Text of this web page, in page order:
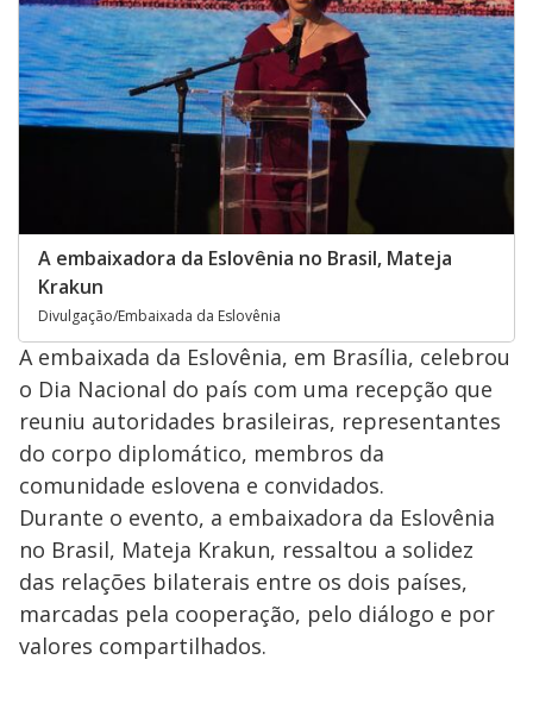
A embaixadora da Eslovênia no Brasil, Mateja
Krakun
Divulgação/Embaixada da Eslovênia
A embaixada da Eslovênia, em Brasília, celebrou
o Dia Nacional do país com uma recepção que
reuniu autoridades brasileiras, representantes
do corpo diplomático, membros da
comunidade eslovena e convidados.
Durante o evento, a embaixadora da Eslovênia
no Brasil, Mateja Krakun, ressaltou a solidez
das relações bilaterais entre os dois países,
marcadas pela cooperação, pelo diálogo e por
valores compartilhados.